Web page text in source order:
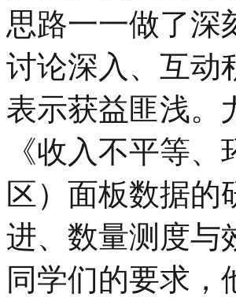
思路一一做了深
讨论深入、互动
表示获益匪浅。
《收入不平等
区）面板数据的
进、数量测度与
同学们的要求，